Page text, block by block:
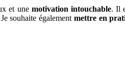
et une motivation intouchable. Il
souhaite également mettre en